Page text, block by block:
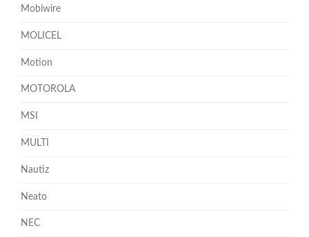
Mobiwire
MOLICEL
Motion
MOTOROLA
MSI
MULTI
Nautiz
Neato
NEC